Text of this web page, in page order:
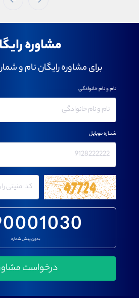
مشاوره
برای مشاوره رایگان نام و
بدون پیش شماره
نام و نام خانوادگی
شماره موبایل